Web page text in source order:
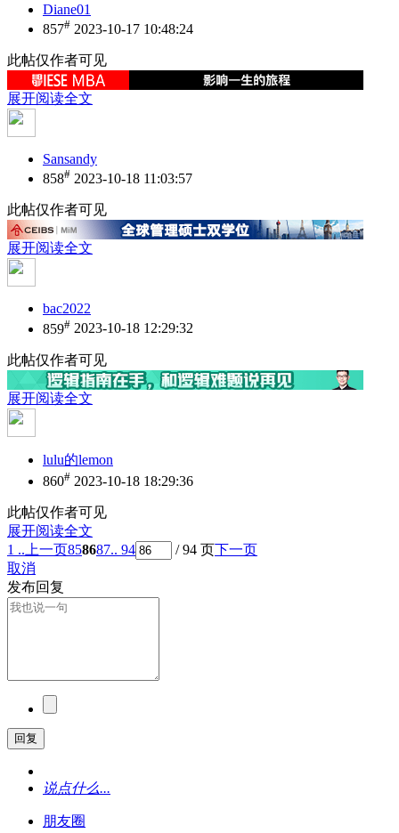
Diane01
857# 2023-10-17 10:48:24
此帖仅作者可见
展开阅读全文
Sansandy
858# 2023-10-18 11:03:57
此帖仅作者可见
展开阅读全文
bac2022
859# 2023-10-18 12:29:32
此帖仅作者可见
展开阅读全文
lulu的lemon
860# 2023-10-18 18:29:36
此帖仅作者可见
展开阅读全文
1 .. 上一页858687.. 94 / 94 页下一页
取消
发布回复
回复
说点什么...
朋友圈